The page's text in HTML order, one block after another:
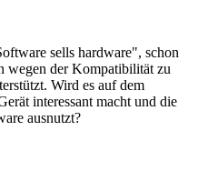
sells hardware", schon
wegen der Kompatibilität zu
Wird es auf dem
interessant macht und die
ausnutzt?